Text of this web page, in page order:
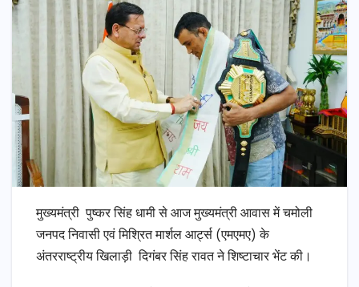
मुख्यमंत्री पुष्कर सिंह धामी से आज मुख्यमंत्री आवास में चमोली
जनपद निवासी एवं मिश्रित मार्शल आर्ट्स (एमएमए) के
अंतरराष्ट्रीय खिलाड़ी दिगंबर सिंह रावत ने शिष्टाचार भेंट की।